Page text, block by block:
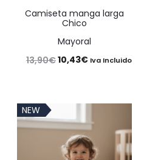
Camiseta manga larga
Chico
Mayoral
13,90€El
13,90€.
10,43€El
10,43€.
Iva Incluido
NEW